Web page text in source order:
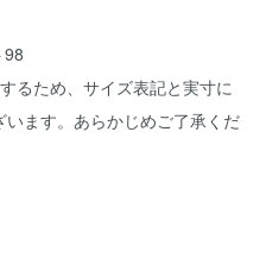
るため、サイズ表記と実寸に
ます。あらかじめご了承くだ